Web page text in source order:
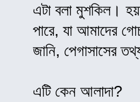
এটা বলা মুশকিল।
পারে, যা আমাদের
জানি, পেগাসাসের
এটি কেন আলাদা?